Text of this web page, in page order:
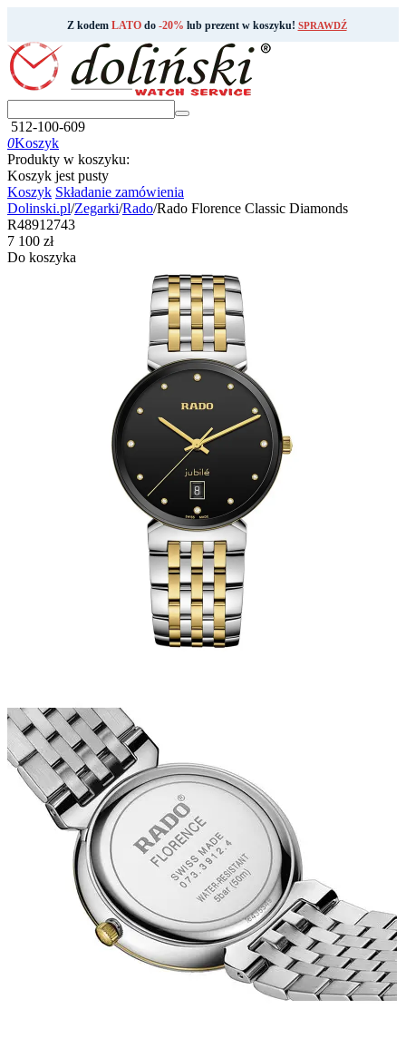
Z kodem LATOdo -20% lub prezent w koszyku! SPRAWDŹ
512-100-609
0Koszyk
Produkty w koszyku:
Koszyk jest pusty
Koszyk Składanie zamówienia
Dolinski.pl/Zegarki/Rado/Rado Florence Classic Diamonds
R48912743
‍7 100‍ zł
Do koszyka